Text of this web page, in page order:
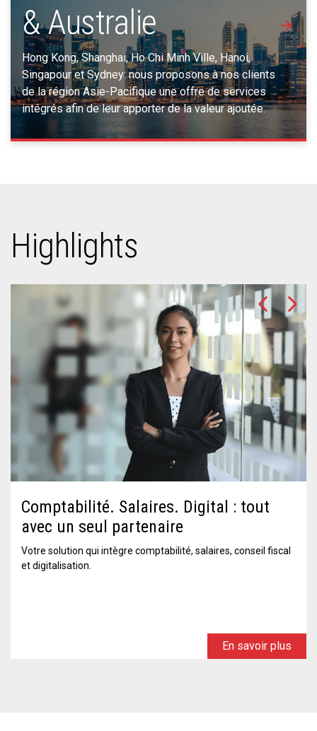
& Australie
Hong Kong, Shanghai, Ho Chi Minh Ville, Hanoi,
Singapour et Sydney: nous proposons à nos clients
de la région Asie-Pacifique une offre de services
intégrés afin de leur apporter de la valeur ajoutée.
Highlights
Comptabilité. Salaires. Digital : tout
avec un seul partenaire
Votre solution qui intègre comptabilité, salaires, conseil fiscal
et digitalisation.
En savoir plus